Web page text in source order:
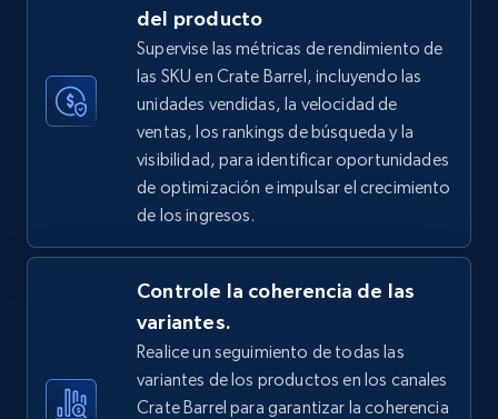
TikTok Shop - category
URL, Title, Available, Description, Currency, Initial
price, Final price, Discount percent, and more.
5.4K+ 668+ Comenzar ahora
TikTok Shop - Collect TikTok shop products
by keywords search
del producto
Supervise las métricas de rendimiento de
las SKU en Crate Barrel, incluyendo las
unidades vendidas, la velocidad de
ventas, los rankings de búsqueda y la
visibilidad, para identificar oportunidades
de optimización e impulsar el crecimiento
de los ingresos.
Controle la coherencia de las
variantes.
Realice un seguimiento de todas las
variantes de los productos en los canales
Crate Barrel para garantizar la coherencia